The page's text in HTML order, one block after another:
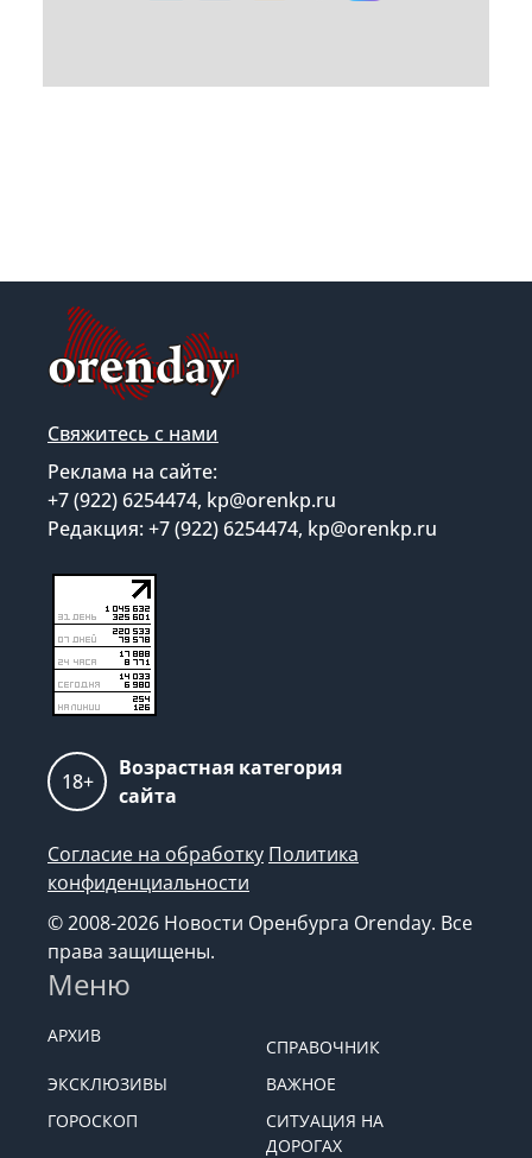
Свяжитесь с нами
Реклама на сайте:
+7 (922) 6254474, kp@orenkp.ru
Редакция: +7 (922) 6254474, kp@orenkp.ru
18+
Возрастная категория
сайта
Согласие на обработку Политика
конфиденциальности
© 2008-2026 Новости Оренбурга Orenday. Все
права защищены.
Меню
АРХИВ
СПРАВОЧНИК
ЭКСКЛЮЗИВЫ
ВАЖНОЕ
ГОРОСКОП
СИТУАЦИЯ НА
ДОРОГАХ